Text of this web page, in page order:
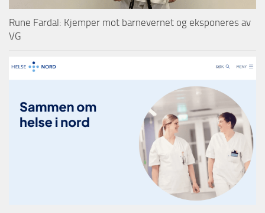
Rune Fardal: Kjemper mot barnevernet og eksponeres av
VG